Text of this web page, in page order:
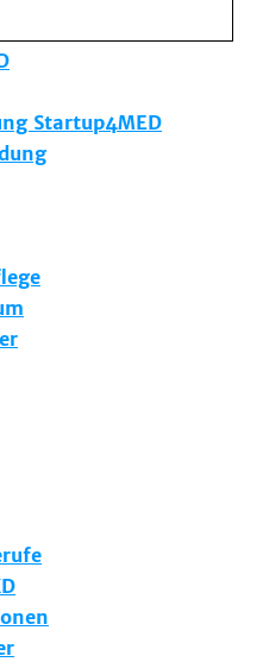
Startup4MED